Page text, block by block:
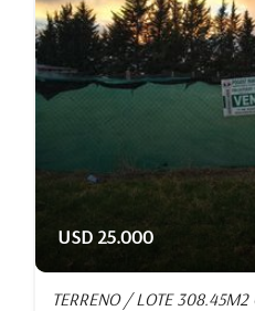
USD 25.000
TERRENO / LOTE 308.45M2